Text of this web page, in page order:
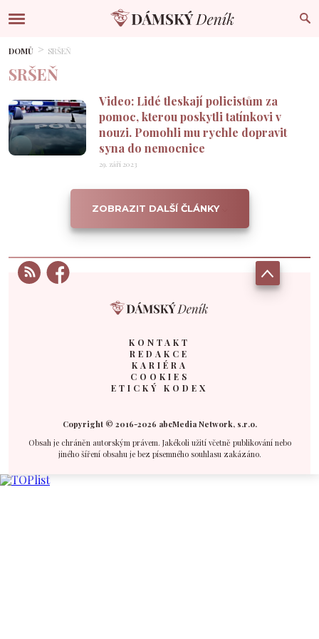
DOMŮ SRŠEŇ
SRŠEŇ
Video: Lidé tleskají policistům za
pomoc, kterou poskytli tatínkovi v
nouzi. Pomohli mu rychle dopravit
syna do nemocnice
29. září 2023
ZOBRAZIT DALŠÍ ČLÁNKY
KONTAKT
REDAKCE
KARIÉRA
COOKIES
ETICKÝ KODEX
Copyright © 2016-2026 abcMedia Network, s.r.o.
Obsah je chráněn autorským právem. Jakékoli užití včetně publikování nebo
jiného šíření obsahu je bez písemného souhlasu zakázáno.